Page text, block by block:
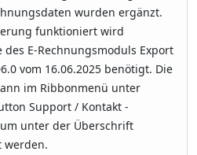
wurden ergänzt.
funktioniert wird
E-Rechnungsmoduls Export
vom 16.06.2025 benötigt. Die
im Ribbonmenü unter
Support / Kontakt -
unter der Überschrift